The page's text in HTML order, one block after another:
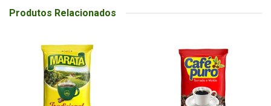
Produtos Relacionados